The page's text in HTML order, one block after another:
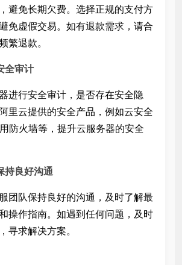
避免长期欠费。选择正规的支付方
免虚假交易。如有退款需求，请合
繁退款。
全审计
进行安全审计， 是否存在安全隐
里云提供的安全产品，例如云安全
防火墙等，提升云服务器的安全
持良好沟通
团队保持良好的沟通，及时了解最
操作指南。如遇到任何问题，及时
寻求解决方案。